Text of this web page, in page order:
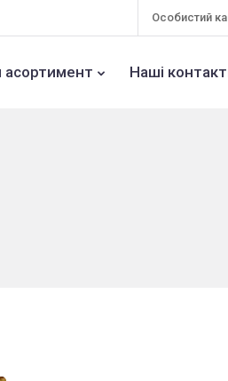
Особистий
Наші